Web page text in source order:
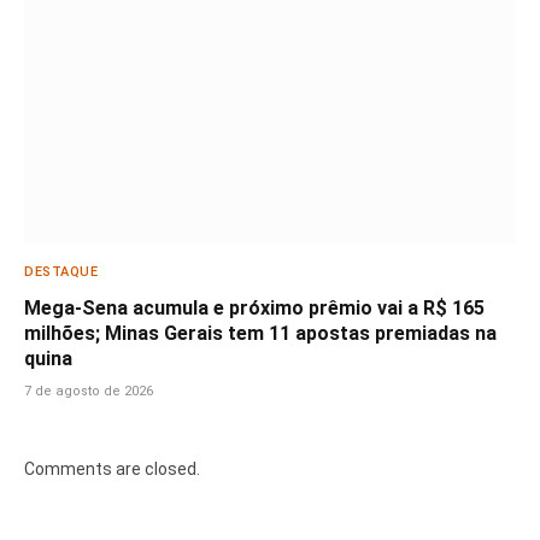
DESTAQUE
Mega-Sena acumula e próximo prêmio vai a R$ 165
milhões; Minas Gerais tem 11 apostas premiadas na
quina
7 de agosto de 2026
Comments are closed.